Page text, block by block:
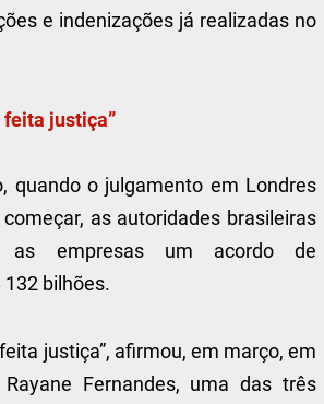
e indenizações já realizadas no
feita justiça”
quando o julgamento em Londres
as autoridades brasileiras
as empresas um acordo de
132 bilhões.
justiça”, afirmou, em março, em
Fernandes, uma das três